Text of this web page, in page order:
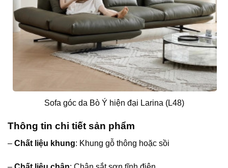
Sofa góc da Bò Ý hiện đại Larina (L48)
Thông tin chi tiết sản phẩm
– Chất liệu khung: Khung gỗ thông hoặc sồi